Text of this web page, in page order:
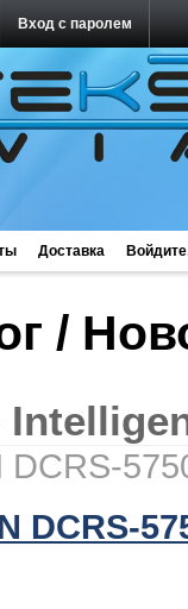
Вход с паролем
Доставка
/
DCRS-
DCRS-